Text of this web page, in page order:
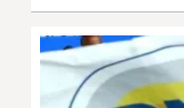
INSÓLITAS
MULTIMEDIA